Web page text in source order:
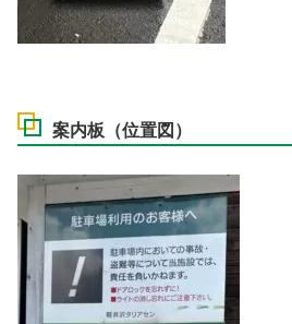
案内板（位置図）